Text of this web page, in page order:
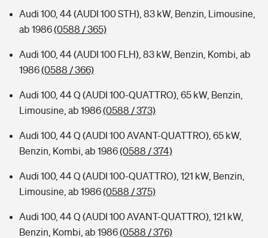
Audi 100, 44 (AUDI 100 STH), 83 kW, Benzin, Limousine,
ab 1986(0588 / 365)
Audi 100, 44 (AUDI 100 FLH), 83 kW, Benzin, Kombi, ab
1986(0588 / 366)
Audi 100, 44 Q (AUDI 100-QUATTRO), 65 kW, Benzin,
Limousine, ab 1986(0588 / 373)
Audi 100, 44 Q (AUDI 100 AVANT-QUATTRO), 65 kW,
Benzin, Kombi, ab 1986(0588 / 374)
Audi 100, 44 Q (AUDI 100-QUATTRO), 121 kW, Benzin,
Limousine, ab 1986(0588 / 375)
Audi 100, 44 Q (AUDI 100 AVANT-QUATTRO), 121 kW,
Benzin, Kombi, ab 1986(0588 / 376)